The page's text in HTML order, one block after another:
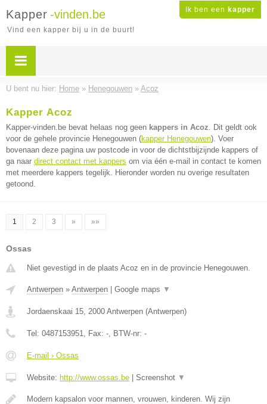
Ik ben een kapper
Kapper -vinden.be
Vind een kapper bij u in de buurt!
U bent nu hier: Home » Henegouwen » Acoz
Kapper Acoz
Kapper-vinden.be bevat helaas nog geen kappers in Acoz. Dit geldt ook
voor de gehele provincie Henegouwen (kapper Henegouwen). Voer
bovenaan deze pagina uw postcode in voor de dichtstbijzijnde kappers of
ga naar direct contact met kappers om via één e-mail in contact te komen
met meerdere kappers tegelijk. Hieronder worden nu overige resultaten
getoond.
1 2 3 » »»
Ossas
Niet gevestigd in de plaats Acoz en in de provincie Henegouwen.
Antwerpen » Antwerpen Google maps ▼
Jordaenskaai 15, 2000 Antwerpen (Antwerpen)
Tel: 0487153951, Fax: -, BTW-nr: -
E-mail › Ossas
Website: http://www.ossas.be Screenshot ▼
Modern kapsalon voor mannen, vrouwen, kinderen. Wij zijn